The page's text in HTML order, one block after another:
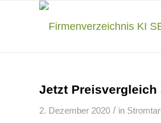
Jetzt Preisvergleich
2. Dezember 2020 / in